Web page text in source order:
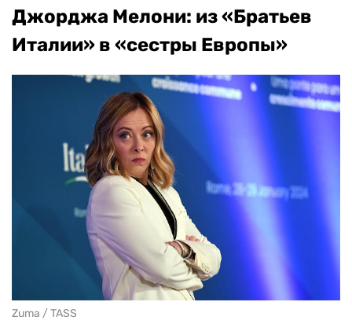
Джорджа Мелони: из «Братьев
Италии» в «сестры Европы»
Zuma / TASS